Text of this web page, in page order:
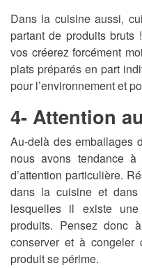
Dans la cuisine aussi,
partant de produits bruts
vos créerez forcément
plats préparés en part
pour l’environnement et
4- Attention
Au-delà des emballages
nous avons tendance
d’attention particulière.
dans la cuisine et
lesquelles il existe
produits. Pensez donc
conserver et à
produit se périme.